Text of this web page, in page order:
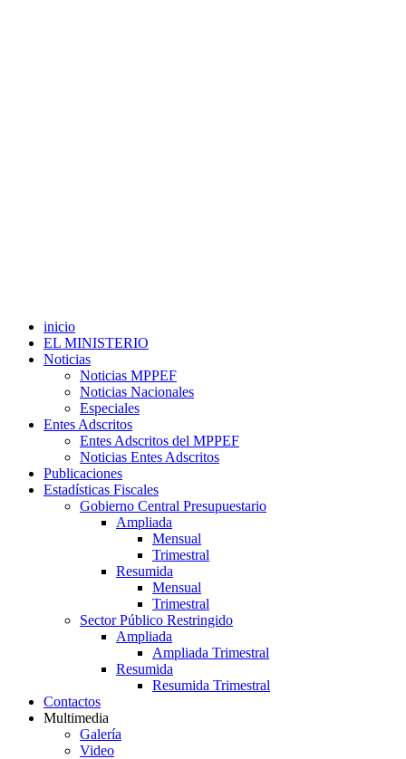
inicio
EL MINISTERIO
Noticias
Noticias MPPEF
Noticias Nacionales
Especiales
Entes Adscritos
Entes Adscritos del MPPEF
Noticias Entes Adscritos
Publicaciones
Estadísticas Fiscales
Gobierno Central Presupuestario
Ampliada
Mensual
Trimestral
Resumida
Mensual
Trimestral
Sector Público Restringido
Ampliada
Ampliada Trimestral
Resumida
Resumida Trimestral
Contactos
Multimedia
Galería
Video